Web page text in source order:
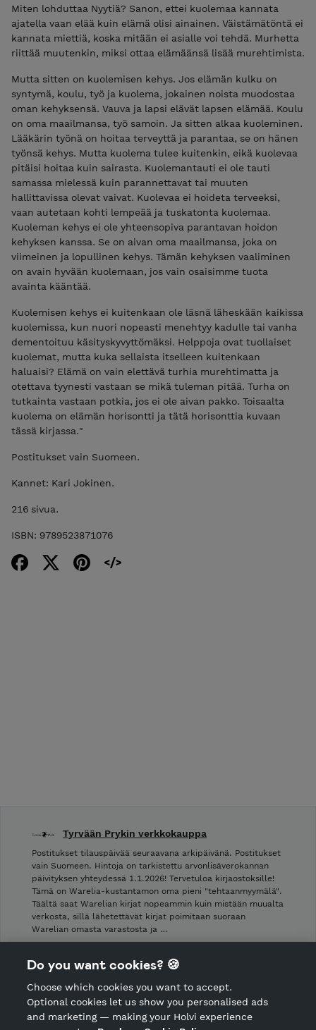
Miten lohduttaa Nyytiä? Sanon, ettei kuolemaa kannata
ajatella vaan elää kuin elämä olisi ainainen. Väistämätöntä ei
kannata miettiä, koska mitään ei asialle voi tehdä. Murhetta
riittää muutenkin, miksi ottaa elämäänsä lisää murehtimista.
Mutta sitten on kuolemisen kehys. Jos elämän kulku on
syntymä, koulu, työ ja kuolema, jokainen noista muodostaa
oman kehyksensä. Vauva ja lapsi elävät lapsen elämää. Koulu
on oma maailmansa, työ samoin. Ja sitten alkaa kuoleminen.
Lääkärin työnä on hoitaa terveyttä ja parantaa, se on hänen
työnsä kehys. Mutta kuolema tulee kuitenkin, eikä kuolevaa
pitäisi hoitaa kuin sairasta. Kuolemantauti ei ole tauti
samassa mielessä kuin parannettavat tai muuten
hallittavissa olevat vaivat. Kuolevaa ei hoideta terveeksi,
vaan autetaan kohti lempeää ja tuskatonta kuolemaa.
Kuoleman kehys ei ole yhteensopiva parantavan hoidon
kehyksen kanssa. Se on aivan oma maailmansa, joka on
viimeinen ja lopullinen kehys. Tämän kehyksen vaaliminen
on avain hyvään kuolemaan, jos vain osaisimme tuota
avainta kääntää.
Kuolemisen kehys ei kuitenkaan ole läsnä läheskään kaikissa
kuolemissa, kun nuori nopeasti menehtyy kadulle tai vanha
dementoituu käsityskyvyttömäksi. Helppoja ovat tuollaiset
kuolemat, mutta kuka sellaista itselleen kuitenkaan
haluaisi? Elämä on vain elettävä turhia murehtimatta ja
otettava tyynesti vastaan se mikä tuleman pitää. Turha on
tutkainta vastaan potkia, jos ei ole aivan pakko. Toisaalta
kuolema on elämän horisontti ja tätä horisonttia kuvaan
tässä kirjassa."
Postitukset vain Suomeen.
Kannet: Kari Jokinen.
216 sivua.
ISBN: 9789523871076
Tyrvään Prykin verkkokauppa
Postitukset tilauspäivää seuraavana arkipäivänä. Postitukset
vain Suomeen. Hintoja on tarkistettu arvonlisäverokannan
päivityksen yhteydessä 1.1.2026! Tervetuloa kirjaostoksille!
Tämä on Warelia-kustantamon oma pieni "tehtaanmyymälä".
Täältä saat Warelian kirjat nopeammin kuin mistään muualta
verkosta, sillä lähetettävät kirjat poimitaan suoraan
Warelian omasta varastosta ja …
Shop privacy policy
CANCEL ORDER
Do you want cookies? 🍪
Choose which cookies you want to accept.
Optional cookies let us show you personalised ads
and marketing — making your Holvi experience